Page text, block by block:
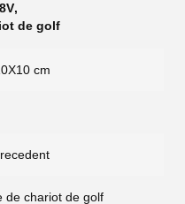
,
de golf
cm
de chariot de golf